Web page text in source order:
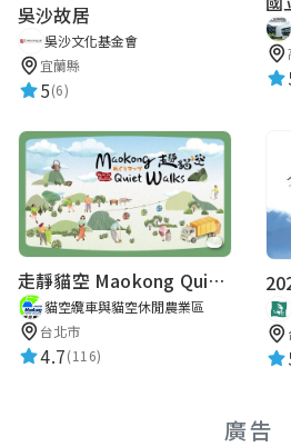
吳沙故居
吳沙文化基金會
宜蘭縣
5(6)
走靜貓空 Maokong Quiet Walks
貓空纜車與貓空休閒農業區
台北市
4.7(116)
廣告